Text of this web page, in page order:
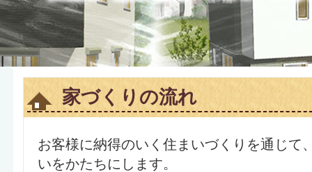
家づくりの流れ
お客様に納得のいく住まいづくりを通じて
いをかたちにします。